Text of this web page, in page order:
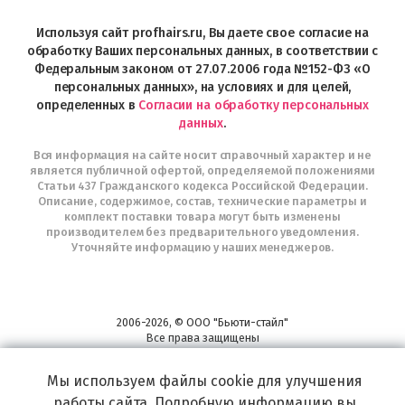
Telegram
Используя сайт profhairs.ru, Вы даете свое согласие на
обработку Ваших персональных данных, в соответствии с
Федеральным законом от 27.07.2006 года №152-ФЗ «О
персональных данных», на условиях и для целей,
определенных в Согласии на обработку персональных
данных.
Вся информация на сайте носит справочный характер и не
является публичной офертой, определяемой положениями
Статьи 437 Гражданского кодекса Российской Федерации.
Описание, содержимое, состав, технические параметры и
комплект поставки товара могут быть изменены
производителем без предварительного уведомления.
Уточняйте информацию у наших менеджеров.
2006-2026, © ООО "Бьюти-стайл"
Все права защищены
Широкий выбор инструментов, аксессуаров и принадлежностей для
Мы используем файлы cookie для улучшения